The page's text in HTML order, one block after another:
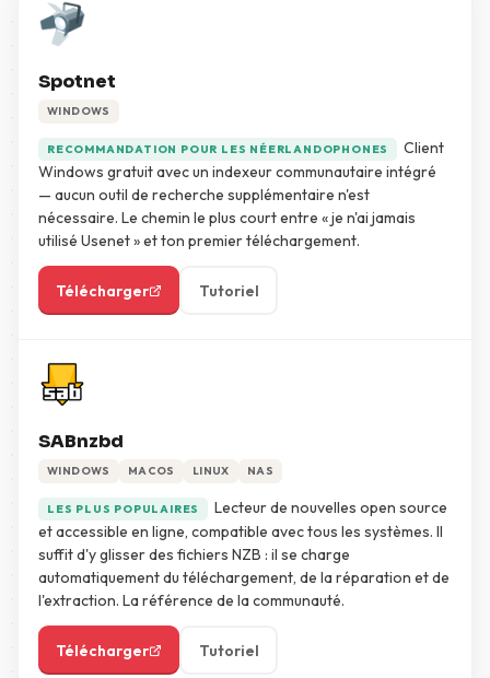
Spotnet
WINDOWS
RECOMMANDATION POUR LES NÉERLANDOPHONES
Client
Windows gratuit avec un indexeur communautaire intégré
— aucun outil de recherche supplémentaire n'est
nécessaire. Le chemin le plus court entre « je n'ai jamais
utilisé Usenet » et ton premier téléchargement.
Télécharger Tutoriel
SABnzbd
WINDOWS MACOS LINUX NAS
LES PLUS POPULAIRES
Lecteur de nouvelles open source
et accessible en ligne, compatible avec tous les systèmes. Il
suffit d'y glisser des fichiers NZB : il se charge
automatiquement du téléchargement, de la réparation et de
l'extraction. La référence de la communauté.
Télécharger Tutoriel